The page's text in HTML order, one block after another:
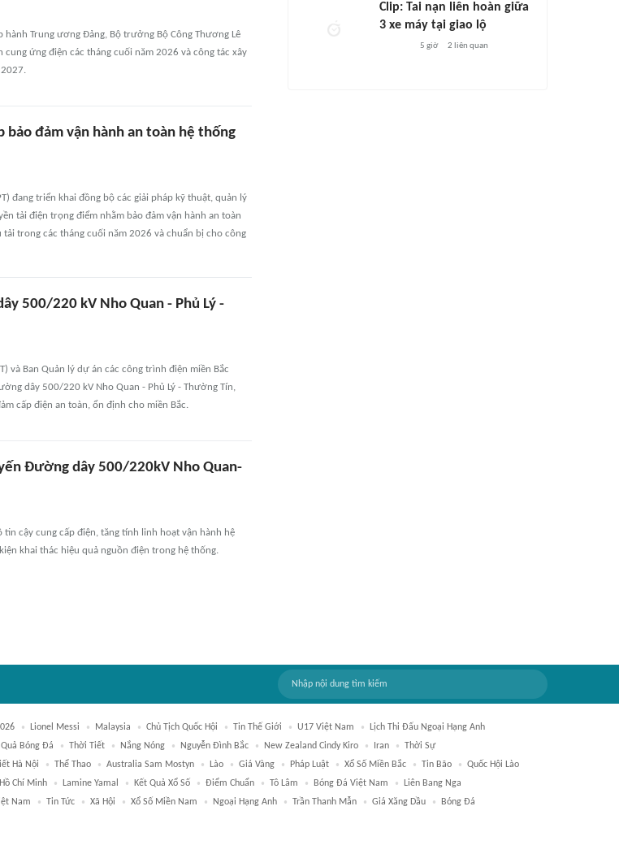
hành Trung ương Đảng, Bộ trưởng Bộ Công Thương Lê
ứng điện các tháng cuối năm 2026 và công tác xây
bảo đảm vận hành an toàn hệ thống
đang triển khai đồng bộ các giải pháp kỹ thuật, quản lý
tải điện trọng điểm nhằm bảo đảm vận hành an toàn
trong các tháng cuối năm 2026 và chuẩn bị cho công
500/220 kV Nho Quan - Phủ Lý -
và Ban Quản lý dự án các công trình điện miền Bắc
dây 500/220 kV Nho Quan - Phủ Lý - Thường Tín,
cấp điện an toàn, ổn định cho miền Bắc.
Đường dây 500/220kV Nho Quan-
cậy cung cấp điện, tăng tính linh hoạt vận hành hệ
khai thác hiệu quả nguồn điện trong hệ thống.
Clip: Tai nạn liên hoàn giữa
3 xe máy tại giao lộ
5 giờ 2 liên quan
Lionel Messi Malaysia Chủ Tịch Quốc Hội Tin Thế Giới U17 Việt Nam
Lịch Thi Đấu Ngoại Hạng Anh
Quả Bóng Đá Thời Tiết Nắng Nóng Nguyễn Đình Bắc New Zealand Cindy Kiro Iran
Thời Sự
Hà Nội Thể Thao Australia Sam Mostyn Lào Giá Vàng Pháp Luật Xổ Số Miền Bắc Tin Bão
Quốc Hội Lào
Chí Minh Lamine Yamal Kết Quả Xổ Số Điểm Chuẩn Tô Lâm Bóng Đá Việt Nam
Liên Bang Nga
Nam Tin Tức Xã Hội Xổ Số Miền Nam Ngoại Hạng Anh Trần Thanh Mẫn Giá Xăng Dầu
Bóng Đá